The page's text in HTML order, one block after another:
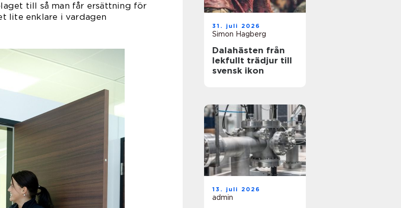
till så man får ersättning för
lite enklare i vardagen
31. juli 2026
Simon Hagberg
Dalahästen från
lekfullt trädjur till
svensk ikon
13. juli 2026
admin